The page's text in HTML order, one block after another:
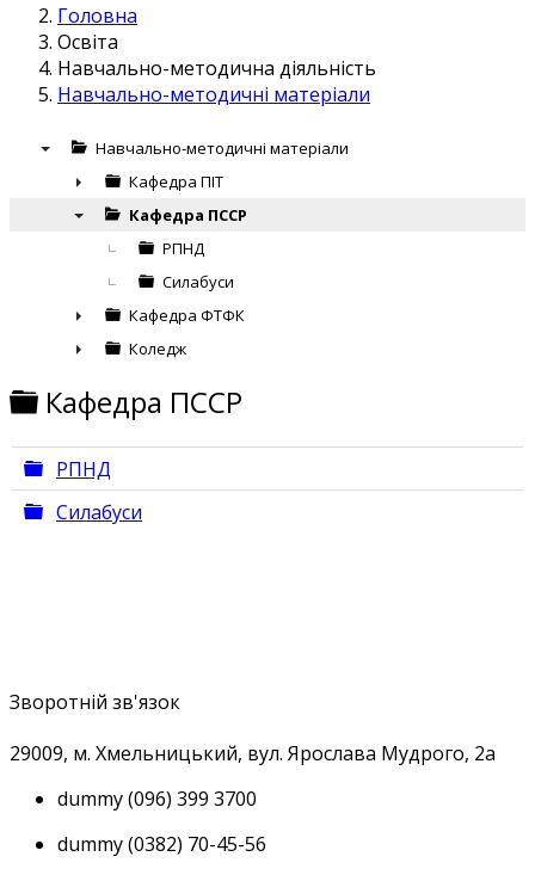
Головна
Освіта
Навчально-методична діяльність
Навчально-методичні матеріали
Навчально-методичні матеріали
►
Кафедра ПІТ
Кафедра ПССР
РПНД
Силабуси
►
Кафедра ФТФК
Коледж
Folder
Кафедра ПССР
Folder
РПНД
Folder
Силабуси
Зворотній зв'язок
29009, м. Хмельницький, вул. Ярослава Мудрого, 2а
dummy(096) 399 3700
dummy(0382) 70-45-56